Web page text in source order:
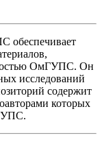
обеспечивает
ОмГУПС. Он
исследований
содержит
которых